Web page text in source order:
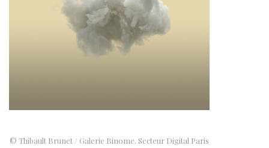
© Thibault Brunet / Galerie Binome. Secteur Digital Paris